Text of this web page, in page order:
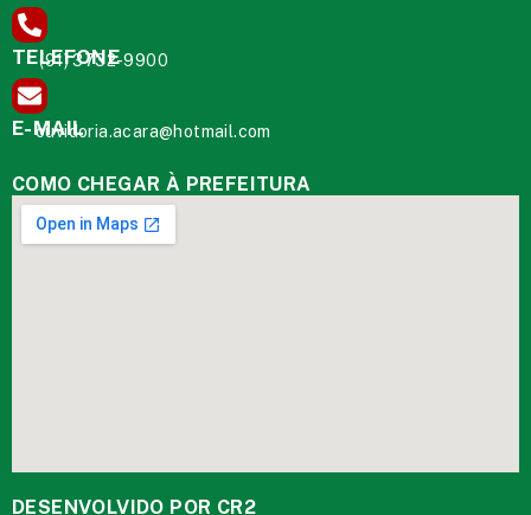
TELEFONE
(91) 3732-9900
E-MAIL
ouvidoria.acara@hotmail.com
COMO CHEGAR À PREFEITURA
DESENVOLVIDO POR CR2